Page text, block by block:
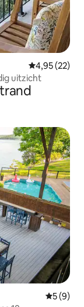
Gemiddelde
4,95 (22)
uitzicht
5 (9)